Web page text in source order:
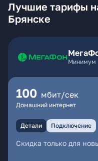
Лучшие тарифы
Брянске
Минимум
100 мбит/сек
Домашний интернет
Детали Подключение
Скидка только для